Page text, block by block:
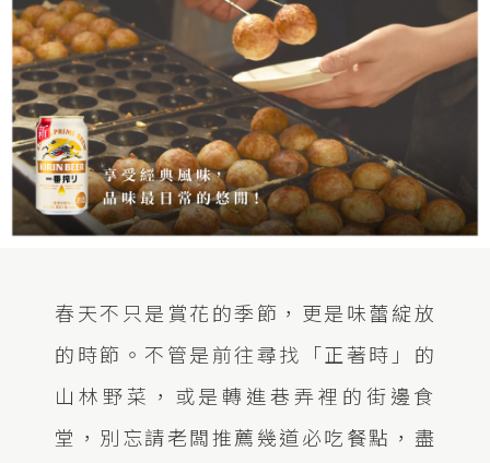
春天不只是賞花的季節，更是味蕾綻放
的時節。不管是前往尋找「正著時」的
山林野菜，或是轉進巷弄裡的街邊食
堂，別忘請老闆推薦幾道必吃餐點，盡